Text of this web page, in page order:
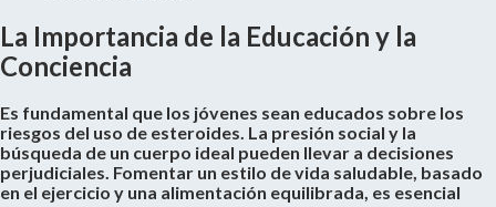
La Importancia de la Educación y la
Conciencia
Es fundamental que los jóvenes sean educados sobre los
riesgos del uso de esteroides. La presión social y la
búsqueda de un cuerpo ideal pueden llevar a decisiones
perjudiciales. Fomentar un estilo de vida saludable, basado
en el ejercicio y una alimentación equilibrada, es esencial